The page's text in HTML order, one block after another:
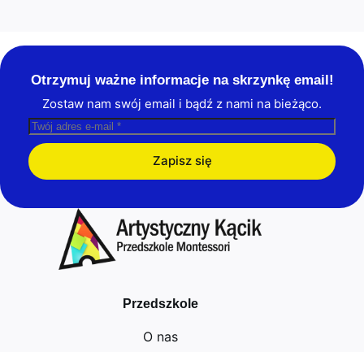
Otrzymuj ważne informacje na skrzynkę email!
Zostaw nam swój email i bądź z nami na bieżąco.
Zapisz się
Przedszkole
O nas